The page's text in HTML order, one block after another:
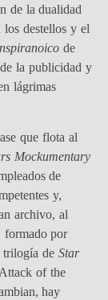
de la dualidad
los destellos y el
de
la publicidad y
lágrimas
que flota al
Mockumentary
de
y,
archivo, al
formado por
trilogía deStar
of the
hay